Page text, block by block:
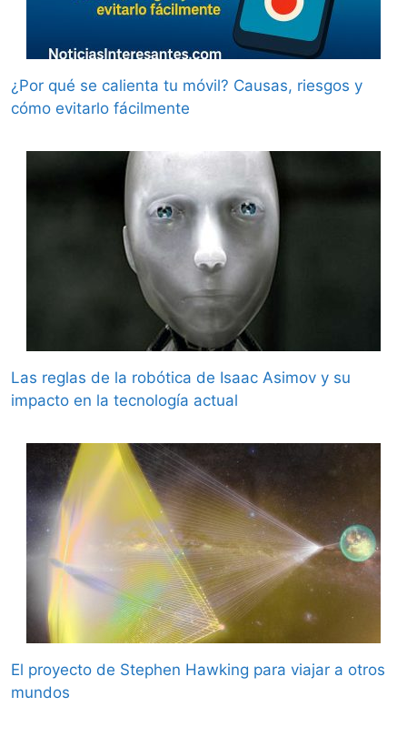
¿Por qué se calienta tu móvil? Causas, riesgos y
cómo evitarlo fácilmente
Las reglas de la robótica de Isaac Asimov y su
impacto en la tecnología actual
El proyecto de Stephen Hawking para viajar a otros
mundos